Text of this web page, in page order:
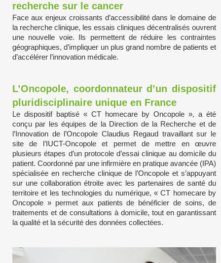
recherche sur le cancer
Face aux enjeux croissants d’accessibilité dans le domaine de
la recherche clinique, les essais cliniques décentralisés ouvrent
une nouvelle voie. Ils permettent de réduire les contraintes
géographiques, d’impliquer un plus grand nombre de patients et
d’accélérer l’innovation médicale.
L’Oncopole, coordonnateur d’un dispositif
pluridisciplinaire unique en France
Le dispositif baptisé « CT homecare by Oncopole », a été
conçu par les équipes de la Direction de la Recherche et de
l’Innovation de l’Oncopole Claudius Regaud travaillant sur le
site de l’IUCT-Oncopole et permet de mettre en œuvre
plusieurs étapes d’un protocole d’essai clinique au domicile du
patient. Coordonné par une infirmière en pratique avancée (IPA)
spécialisée en recherche clinique de l’Oncopole et s’appuyant
sur une collaboration étroite avec les partenaires de santé du
territoire et les technologies du numérique, « CT homecare by
Oncopole » permet aux patients de bénéficier de soins, de
traitements et de consultations à domicile, tout en garantissant
la qualité et la sécurité des données collectées.